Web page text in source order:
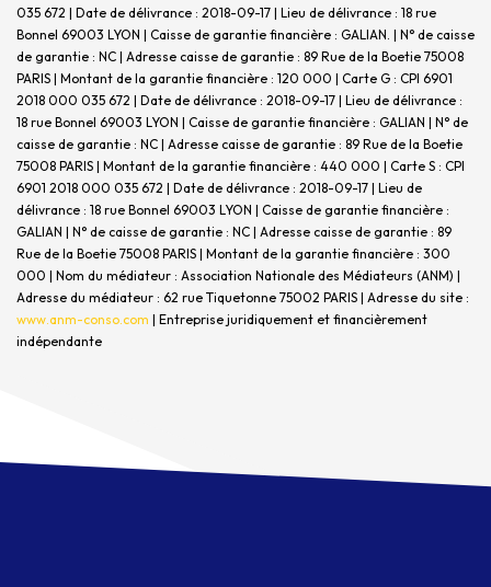
035 672 | Date de délivrance : 2018-09-17 | Lieu de délivrance : 18 rue
Bonnel 69003 LYON | Caisse de garantie financière : GALIAN. | N° de caisse
de garantie : NC | Adresse caisse de garantie : 89 Rue de la Boetie 75008
PARIS | Montant de la garantie financière : 120 000 | Carte G : CPI 6901
2018 000 035 672 | Date de délivrance : 2018-09-17 | Lieu de délivrance :
18 rue Bonnel 69003 LYON | Caisse de garantie financière : GALIAN | N° de
caisse de garantie : NC | Adresse caisse de garantie : 89 Rue de la Boetie
75008 PARIS | Montant de la garantie financière : 440 000 | Carte S : CPI
6901 2018 000 035 672 | Date de délivrance : 2018-09-17 | Lieu de
délivrance : 18 rue Bonnel 69003 LYON | Caisse de garantie financière :
GALIAN | N° de caisse de garantie : NC | Adresse caisse de garantie : 89
Rue de la Boetie 75008 PARIS | Montant de la garantie financière : 300
000 | Nom du médiateur : Association Nationale des Médiateurs (ANM) |
Adresse du médiateur : 62 rue Tiquetonne 75002 PARIS | Adresse du site :
www.anm-conso.com | Entreprise juridiquement et financièrement
indépendante